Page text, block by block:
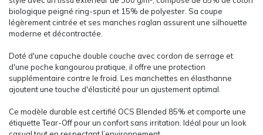
biologique peigné ring-spun et 15% de polyester. Sa coupe
légèrement cintrée et ses manches raglan assurent une silhouette
moderne et décontractée.
Doté d'une capuche double couche avec cordon de serrage et
d'une poche kangourou pratique, il offre une protection
supplémentaire contre le froid. Les manchettes en élasthanne
ajoutent une touche d'élasticité pour un ajustement optimal.
Ce modèle durable est certifié OCS Blended 85% et comporte une
étiquette Tear-Off pour un confort sans irritation. Idéal pour un look